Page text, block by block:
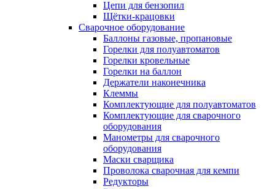
Цепи для бензопил
Щётки-крацовки
Сварочное оборудование
Баллоны газовые, пропановые
Горелки для полуавтоматов
Горелки кровельные
Горелки на баллон
Держатели наконечника
Клеммы
Комплектующие для полуавтоматов
Комплектующие для сварочного
оборудования
Манометры для сварочного
оборудования
Маски сварщика
Проволока сварочная для кемпи
Редукторы